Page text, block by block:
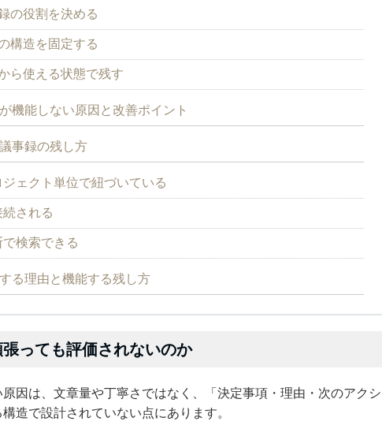
の役割を決める
構造を固定する
ら使える状態で残す
機能しない原因と改善ポイント
事録の残し方
ェクト単位で紐づいている
される
検索できる
る理由と機能する残し方
っても評価されないのか
因は、文章量や丁寧さではなく、「決定事項・理由・次のアクシ
造で設計されていない点にあります。